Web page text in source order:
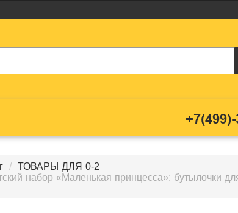
ТОВАРЫ ДЛЯ 0-2
набор «Маленькая принцесса»: бутылочки